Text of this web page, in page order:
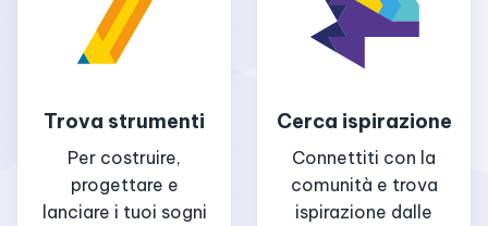
Trova strumenti
Per costruire,
progettare e
lanciare i tuoi sogni
Cerca ispirazione
Connettiti con la
comunità e trova
ispirazione dalle